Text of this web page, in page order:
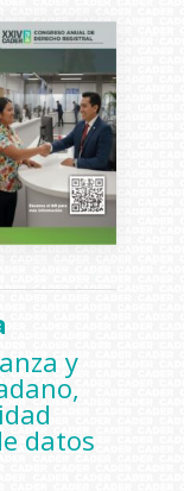
y
datos